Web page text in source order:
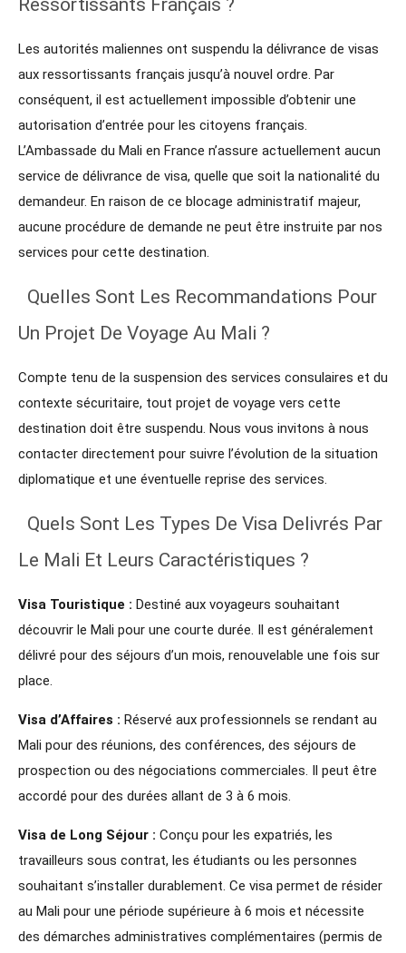
Ressortissants Français ?
Les autorités maliennes ont suspendu la délivrance de visas
aux ressortissants français jusqu’à nouvel ordre. Par
conséquent, il est actuellement impossible d’obtenir une
autorisation d’entrée pour les citoyens français.
L’Ambassade du Mali en France n’assure actuellement aucun
service de délivrance de visa, quelle que soit la nationalité du
demandeur. En raison de ce blocage administratif majeur,
aucune procédure de demande ne peut être instruite par nos
services pour cette destination.
Quelles Sont Les Recommandations Pour
Un Projet De Voyage Au Mali ?
Compte tenu de la suspension des services consulaires et du
contexte sécuritaire, tout projet de voyage vers cette
destination doit être suspendu. Nous vous invitons à nous
contacter directement pour suivre l’évolution de la situation
diplomatique et une éventuelle reprise des services.
Quels Sont Les Types De Visa Delivrés Par
Le Mali Et Leurs Caractéristiques ?
Visa Touristique : Destiné aux voyageurs souhaitant
découvrir le Mali pour une courte durée. Il est généralement
délivré pour des séjours d’un mois, renouvelable une fois sur
place.
Visa d’Affaires : Réservé aux professionnels se rendant au
Mali pour des réunions, des conférences, des séjours de
prospection ou des négociations commerciales. Il peut être
accordé pour des durées allant de 3 à 6 mois.
Visa de Long Séjour : Conçu pour les expatriés, les
travailleurs sous contrat, les étudiants ou les personnes
souhaitant s’installer durablement. Ce visa permet de résider
au Mali pour une période supérieure à 6 mois et nécessite
des démarches administratives complémentaires (permis de